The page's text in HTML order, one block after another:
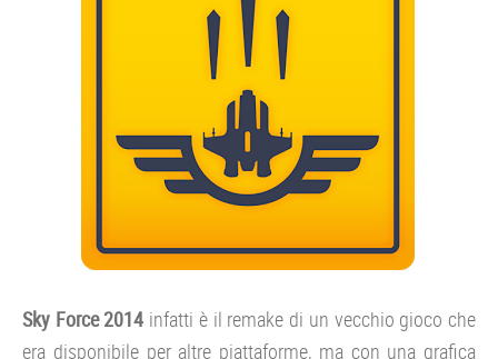
Sky Force 2014 infatti è il remake di un vecchio gioco che
era disponibile per altre piattaforme, ma con una grafica